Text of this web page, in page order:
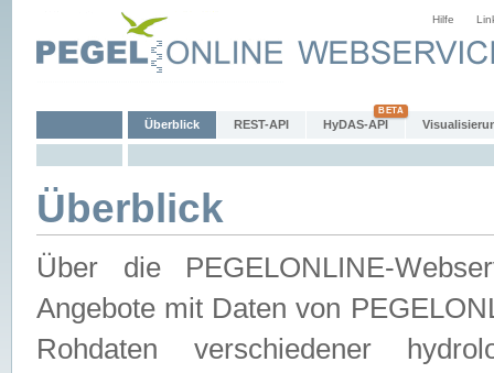
Hilfe
Überblick REST-API HyDAS-API
Überblick
Über die PEGELONLINE-
Angebote mit Daten von
Rohdaten verschiedener